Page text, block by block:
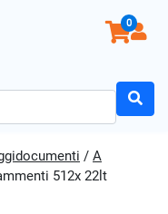
0
/ A
512x 22lt